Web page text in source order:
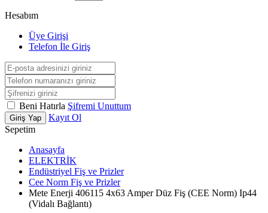
Hesabım
Üye Girişi
Telefon İle Giriş
Beni Hatırla Şifremi Unuttum
Giriş Yap
Kayıt Ol
Sepetim
Anasayfa
ELEKTRİK
Endüstriyel Fiş ve Prizler
Cee Norm Fiş ve Prizler
Mete Enerji 406115 4x63 Amper Düz Fiş (CEE Norm) Ip44
(Vidalı Bağlantı)